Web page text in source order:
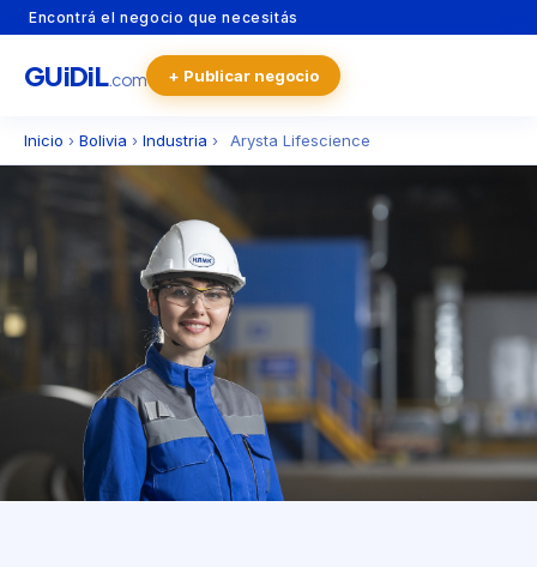
Encontrá el negocio que necesitás
GUiDiL.com + Publicar negocio
Inicio › Bolivia › Industria › Arysta Lifescience